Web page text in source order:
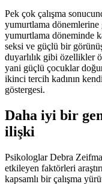
Pek çok çalışma
yumurtlama dönemlerine
yumurtlama döneminde
seksi ve güçlü bir
duyarlılık gibi özellikler
yani güçlü çocuklar
ikinci tercih kadının
göstergesi.
Daha iyi bir
ilişki
Psikologlar Debra
etkileyen faktörleri
kapsamlı bir çalışma